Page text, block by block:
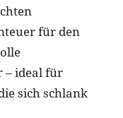
für den
– ideal für
sich schlank